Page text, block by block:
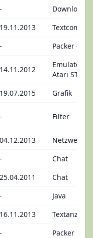
-
Download-
19.11.2013
- Packer -
14.11.2012
Emulatoren
Atari ST
19.07.2015
Grafik
- Filter
04.12.2013
Netzwerke
-
Chat
25.04.2011
Chat
-
Java
16.11.2013
Textanzeige
-
Packer